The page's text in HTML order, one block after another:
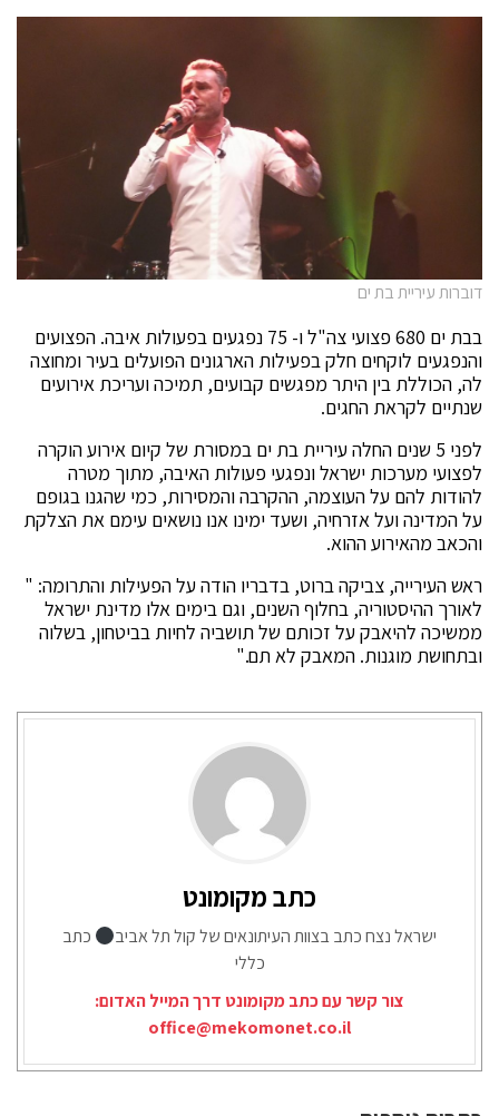
דוברות עיריית בת ים
בבת ים 680 פצועי צה"ל ו- 75 נפגעים בפעולות איבה. הפצועים
והנפגעים לוקחים חלק בפעילות הארגונים הפועלים בעיר ומחוצה
לה, הכוללת בין היתר מפגשים קבועים, תמיכה ועריכת אירועים
שנתיים לקראת החגים.
לפני 5 שנים החלה עיריית בת ים במסורת של קיום אירוע הוקרה
לפצועי מערכות ישראל ונפגעי פעולות האיבה, מתוך מטרה
להודות להם על העוצמה, ההקרבה והמסירות, כמי שהגנו בגופם
על המדינה ועל אזרחיה, ושעד ימינו אנו נושאים עימם את הצלקת
והכאב מהאירוע ההוא.
ראש העירייה, צביקה ברוט, בדבריו הודה על הפעילות והתרומה: "
לאורך ההיסטוריה, בחלוף השנים, וגם בימים אלו מדינת ישראל
ממשיכה להיאבק על זכותם של תושביה לחיות בביטחון, בשלוה
ובתחושת מוגנות. המאבק לא תם."
כתב מקומונט
ישראל נצח כתב בצוות העיתונאים של קול תל אביב
כתב
כללי
צור קשר עם כתב מקומונט דרך המייל האדום:
office@mekomonet.co.il